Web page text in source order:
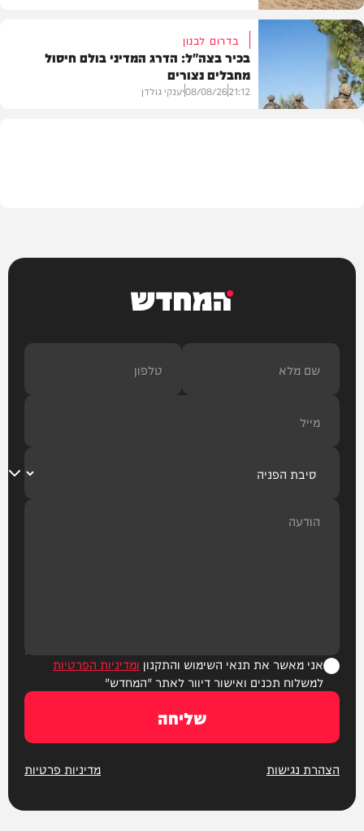
בית המדרש
בדרום לבנון
בכיר בצה"ל: הדרג המדיני בולם חיסול
מחבלים נצורים
21:12
08/08/26יענקי גולדן
המחדש
אני מאשר את תנאי השימוש והתקנון ומדיניות הפרטיות
למשלוח תכנים ואישור דיוור לאתר "המחדש"
שליחה
הצהרת נגישות מדיניות פרטיות